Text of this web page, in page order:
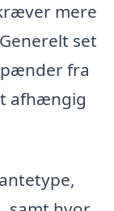
mere
set
fra
afhængig